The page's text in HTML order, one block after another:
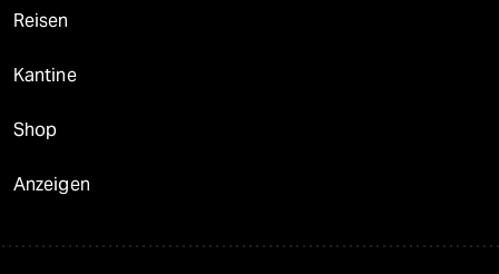
Reisen
Kantine
Shop
Anzeigen